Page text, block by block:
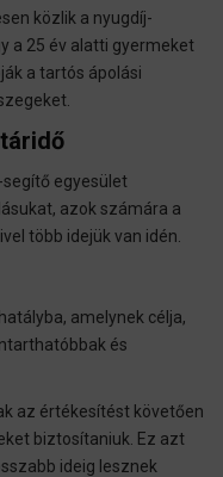
közlik a nyugdíj-
a 25 év alatti gyermeket
a tartós ápolási
egyesület
azok számára a
több idejük van idén.
amelynek célja,
és
az értékesítést követően
biztosítaniuk. Ez azt
ideig lesznek